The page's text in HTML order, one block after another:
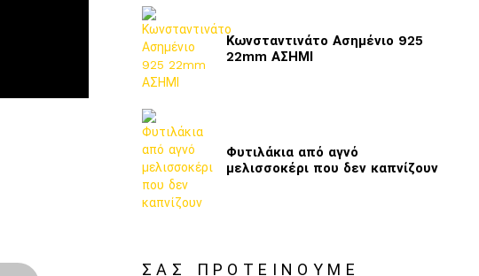
Κωνσταντινάτο Ασημένιο 925
22mm ΑΣΗΜΙ
Φυτιλάκια από αγνό
μελισσοκέρι που δεν καπνίζουν
ΣΑΣ ΠΡΟΤΕΊΝΟΥΜΕ